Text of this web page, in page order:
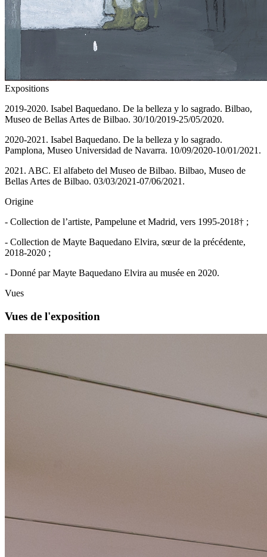
Expositions
2019-2020. Isabel Baquedano. De la belleza y lo sagrado. Bilbao,
Museo de Bellas Artes de Bilbao. 30/10/2019-25/05/2020.
2020-2021. Isabel Baquedano. De la belleza y lo sagrado.
Pamplona, Museo Universidad de Navarra. 10/09/2020-10/01/2021.
2021. ABC. El alfabeto del Museo de Bilbao. Bilbao, Museo de
Bellas Artes de Bilbao. 03/03/2021-07/06/2021.
Origine
- Collection de l’artiste, Pampelune et Madrid, vers 1995-2018† ;
- Collection de Mayte Baquedano Elvira, sœur de la précédente,
2018-2020 ;
- Donné par Mayte Baquedano Elvira au musée en 2020.
Vues
Vues de l'exposition